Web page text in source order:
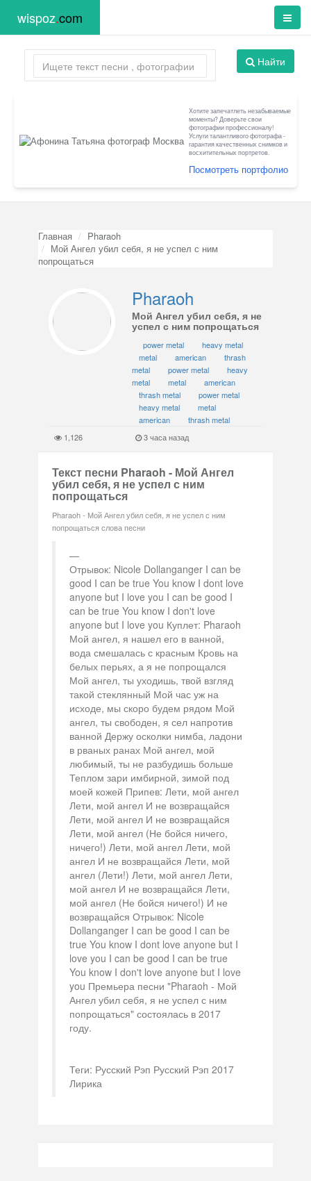
wispoz.com
Найти
Хотите запечатлеть незабываемые
моменты? Доверьте свои
фотографии профессионалу!
Услуги талантливого фотографа -
гарантия качественных снимков и
восхитительных портретов.
Посмотреть портфолио
Главная
Pharaoh
Мой Ангел убил себя, я не успел с ним
попрощаться
Pharaoh
Мой Ангел убил себя, я не
успел с ним попрощаться
power metal
heavy metal
metal
american
thrash
metal
power metal
heavy
metal
metal
american
thrash metal
power metal
heavy metal
metal
american
thrash metal
1,126
3 часа назад
Текст песни Pharaoh - Мой Ангел
убил себя, я не успел с ним
попрощаться
Pharaoh - Мой Ангел убил себя, я не успел с ним
попрощаться слова песни
Отрывок: Nicole Dollanganger I can be
good I can be true You know I dont love
anyone but I love you I can be good I
can be true You know I don't love
anyone but I love you Куплет: Pharaoh
Мой ангел, я нашел его в ванной,
вода смешалась с красным Кровь на
белых перьях, а я не попрощался
Мой ангел, ты уходишь, твой взгляд
такой стеклянный Мой час уж на
исходе, мы скоро будем рядом Мой
ангел, ты свободен, я сел напротив
ванной Держу осколки нимба, ладони
в рваных ранах Мой ангел, мой
любимый, ты не разбудишь больше
Теплом зари имбирной, зимой под
моей кожей Припев: Лети, мой ангел
Лети, мой ангел И не возвращайся
Лети, мой ангел И не возвращайся
Лети, мой ангел (Не бойся ничего,
ничего!) Лети, мой ангел Лети, мой
ангел И не возвращайся Лети, мой
ангел (Лети!) Лети, мой ангел Лети,
мой ангел И не возвращайся Лети,
мой ангел (Не бойся ничего!) И не
возвращайся Отрывок: Nicole
Dollanganger I can be good I can be
true You know I dont love anyone but I
love you I can be good I can be true
You know I don't love anyone but I love
you Премьера песни "Pharaoh - Мой
Ангел убил себя, я не успел с ним
попрощаться" состоялась в 2017
году.
Теги: Русский Рэп Русский Рэп 2017
Лирика